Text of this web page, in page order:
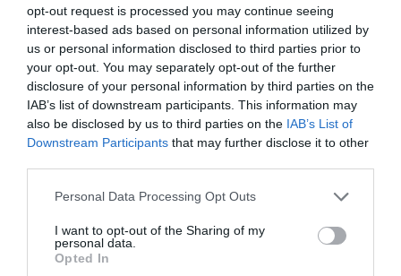
opt-out request is processed you may continue seeing
interest-based ads based on personal information utilized by
us or personal information disclosed to third parties prior to
your opt-out. You may separately opt-out of the further
disclosure of your personal information by third parties on the
IAB’s list of downstream participants. This information may
also be disclosed by us to third parties on the IAB’s List of
Downstream Participants that may further disclose it to other
Please note that this website/app uses one or more Google
not limited to your visit or usage behaviour. You may click to
grant or deny consent to Google and its third-party tags to
use your data for below specified purposes in below Google
Personal Data Processing Opt Outs
I want to opt-out of the Sharing of my
personal data.
Opted In
Fungus Dries Up And Falls Off After The First
Use
More
10 h 13 min